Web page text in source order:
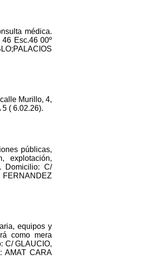
médica.
Esc.46 00º
Murillo, 4,
( 6.02.26).
públicas,
explotación,
Domicilio: C/
equipos y
como mera
C/ GLAUCIO,
AMAT CARA